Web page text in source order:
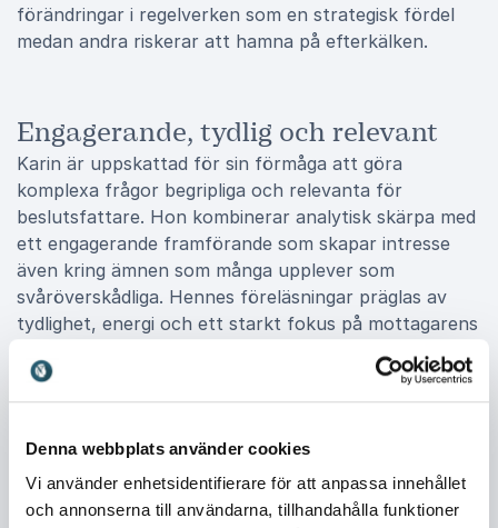
Denna webbplats använder cookies
Vi använder enhetsidentifierare för att anpassa innehållet
och annonserna till användarna, tillhandahålla funktioner
förändringar i regelverken som en strategisk fördel
medan andra riskerar att hamna på efterkälken.
Engagerande, tydlig och relevant
Karin är uppskattad för sin förmåga att göra
komplexa frågor begripliga och relevanta för
beslutsfattare. Hon kombinerar analytisk skärpa med
ett engagerande framförande som skapar intresse
även kring ämnen som många upplever som
svåröverskådliga. Hennes föreläsningar präglas av
tydlighet, energi och ett starkt fokus på mottagarens
styrelseledamöter, ledningsgrupper eller specialister
anpassar Karin innehållet efter verksamhetens
agendan. Genom att sätta regleringen i ett
affärsperspektiv hjälper hon deltagarna att förstå
vad förändringarna faktiskt innebär för den egna